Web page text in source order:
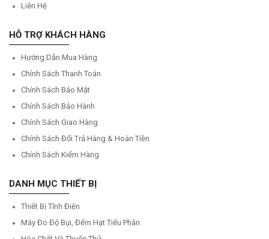
Liên Hệ
HỖ TRỢ KHÁCH HÀNG
Hướng Dẫn Mua Hàng
Chính Sách Thanh Toán
Chính Sách Bảo Mật
Chính Sách Bảo Hành
Chính Sách Giao Hàng
Chính Sách Đổi Trả Hàng & Hoàn Tiền
Chính Sách Kiểm Hàng
DANH MỤC THIẾT BỊ
Thiết Bị Tĩnh Điện
Máy Đo Độ Bụi, Đếm Hạt Tiểu Phân